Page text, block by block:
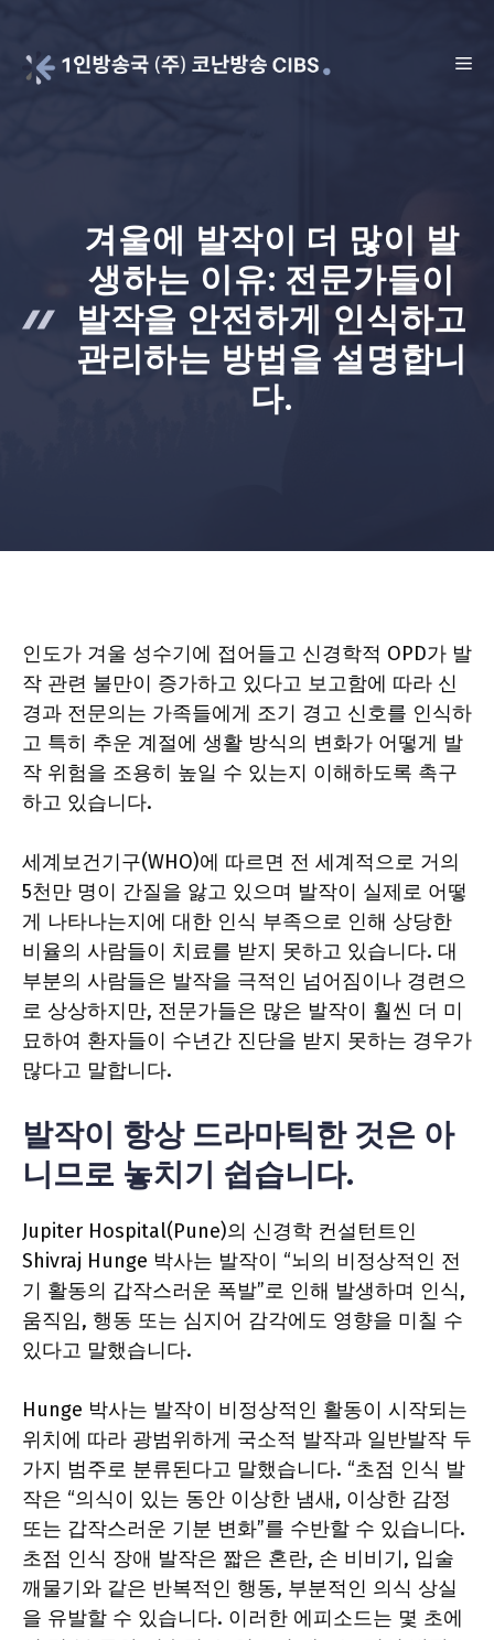
content
겨울에 발작이 더 많이 발
생하는 이유: 전문가들이
발작을 안전하게 인식하고
관리하는 방법을 설명합니
다.
인도가 겨울 성수기에 접어들고 신경학적 OPD가 발
작 관련 불만이 증가하고 있다고 보고함에 따라 신
경과 전문의는 가족들에게 조기 경고 신호를 인식하
고 특히 추운 계절에 생활 방식의 변화가 어떻게 발
작 위험을 조용히 높일 수 있는지 이해하도록 촉구
하고 있습니다.
세계보건기구(WHO)에 따르면 전 세계적으로 거의
5천만 명이 간질을 앓고 있으며 발작이 실제로 어떻
게 나타나는지에 대한 인식 부족으로 인해 상당한
비율의 사람들이 치료를 받지 못하고 있습니다. 대
부분의 사람들은 발작을 극적인 넘어짐이나 경련으
로 상상하지만, 전문가들은 많은 발작이 훨씬 더 미
묘하여 환자들이 수년간 진단을 받지 못하는 경우가
많다고 말합니다.
발작이 항상 드라마틱한 것은 아
니므로 놓치기 쉽습니다.
Jupiter Hospital(Pune)의 신경학 컨설턴트인
Shivraj Hunge 박사는 발작이 “뇌의 비정상적인 전
기 활동의 갑작스러운 폭발”로 인해 발생하며 인식,
움직임, 행동 또는 심지어 감각에도 영향을 미칠 수
있다고 말했습니다.
Hunge 박사는 발작이 비정상적인 활동이 시작되는
위치에 따라 광범위하게 국소적 발작과 일반발작 두
가지 범주로 분류된다고 말했습니다. “초점 인식 발
작은 “의식이 있는 동안 이상한 냄새, 이상한 감정
또는 갑작스러운 기분 변화”를 수반할 수 있습니다.
초점 인식 장애 발작은 짧은 혼란, 손 비비기, 입술
깨물기와 같은 반복적인 행동, 부분적인 의식 상실
을 유발할 수 있습니다. 이러한 에피소드는 몇 초에